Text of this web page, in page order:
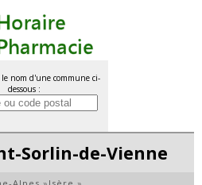
nom d'une commune ci-
dessous :
Sorlin-de-Vienne